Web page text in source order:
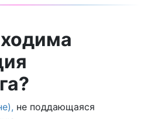
не поддающаяся